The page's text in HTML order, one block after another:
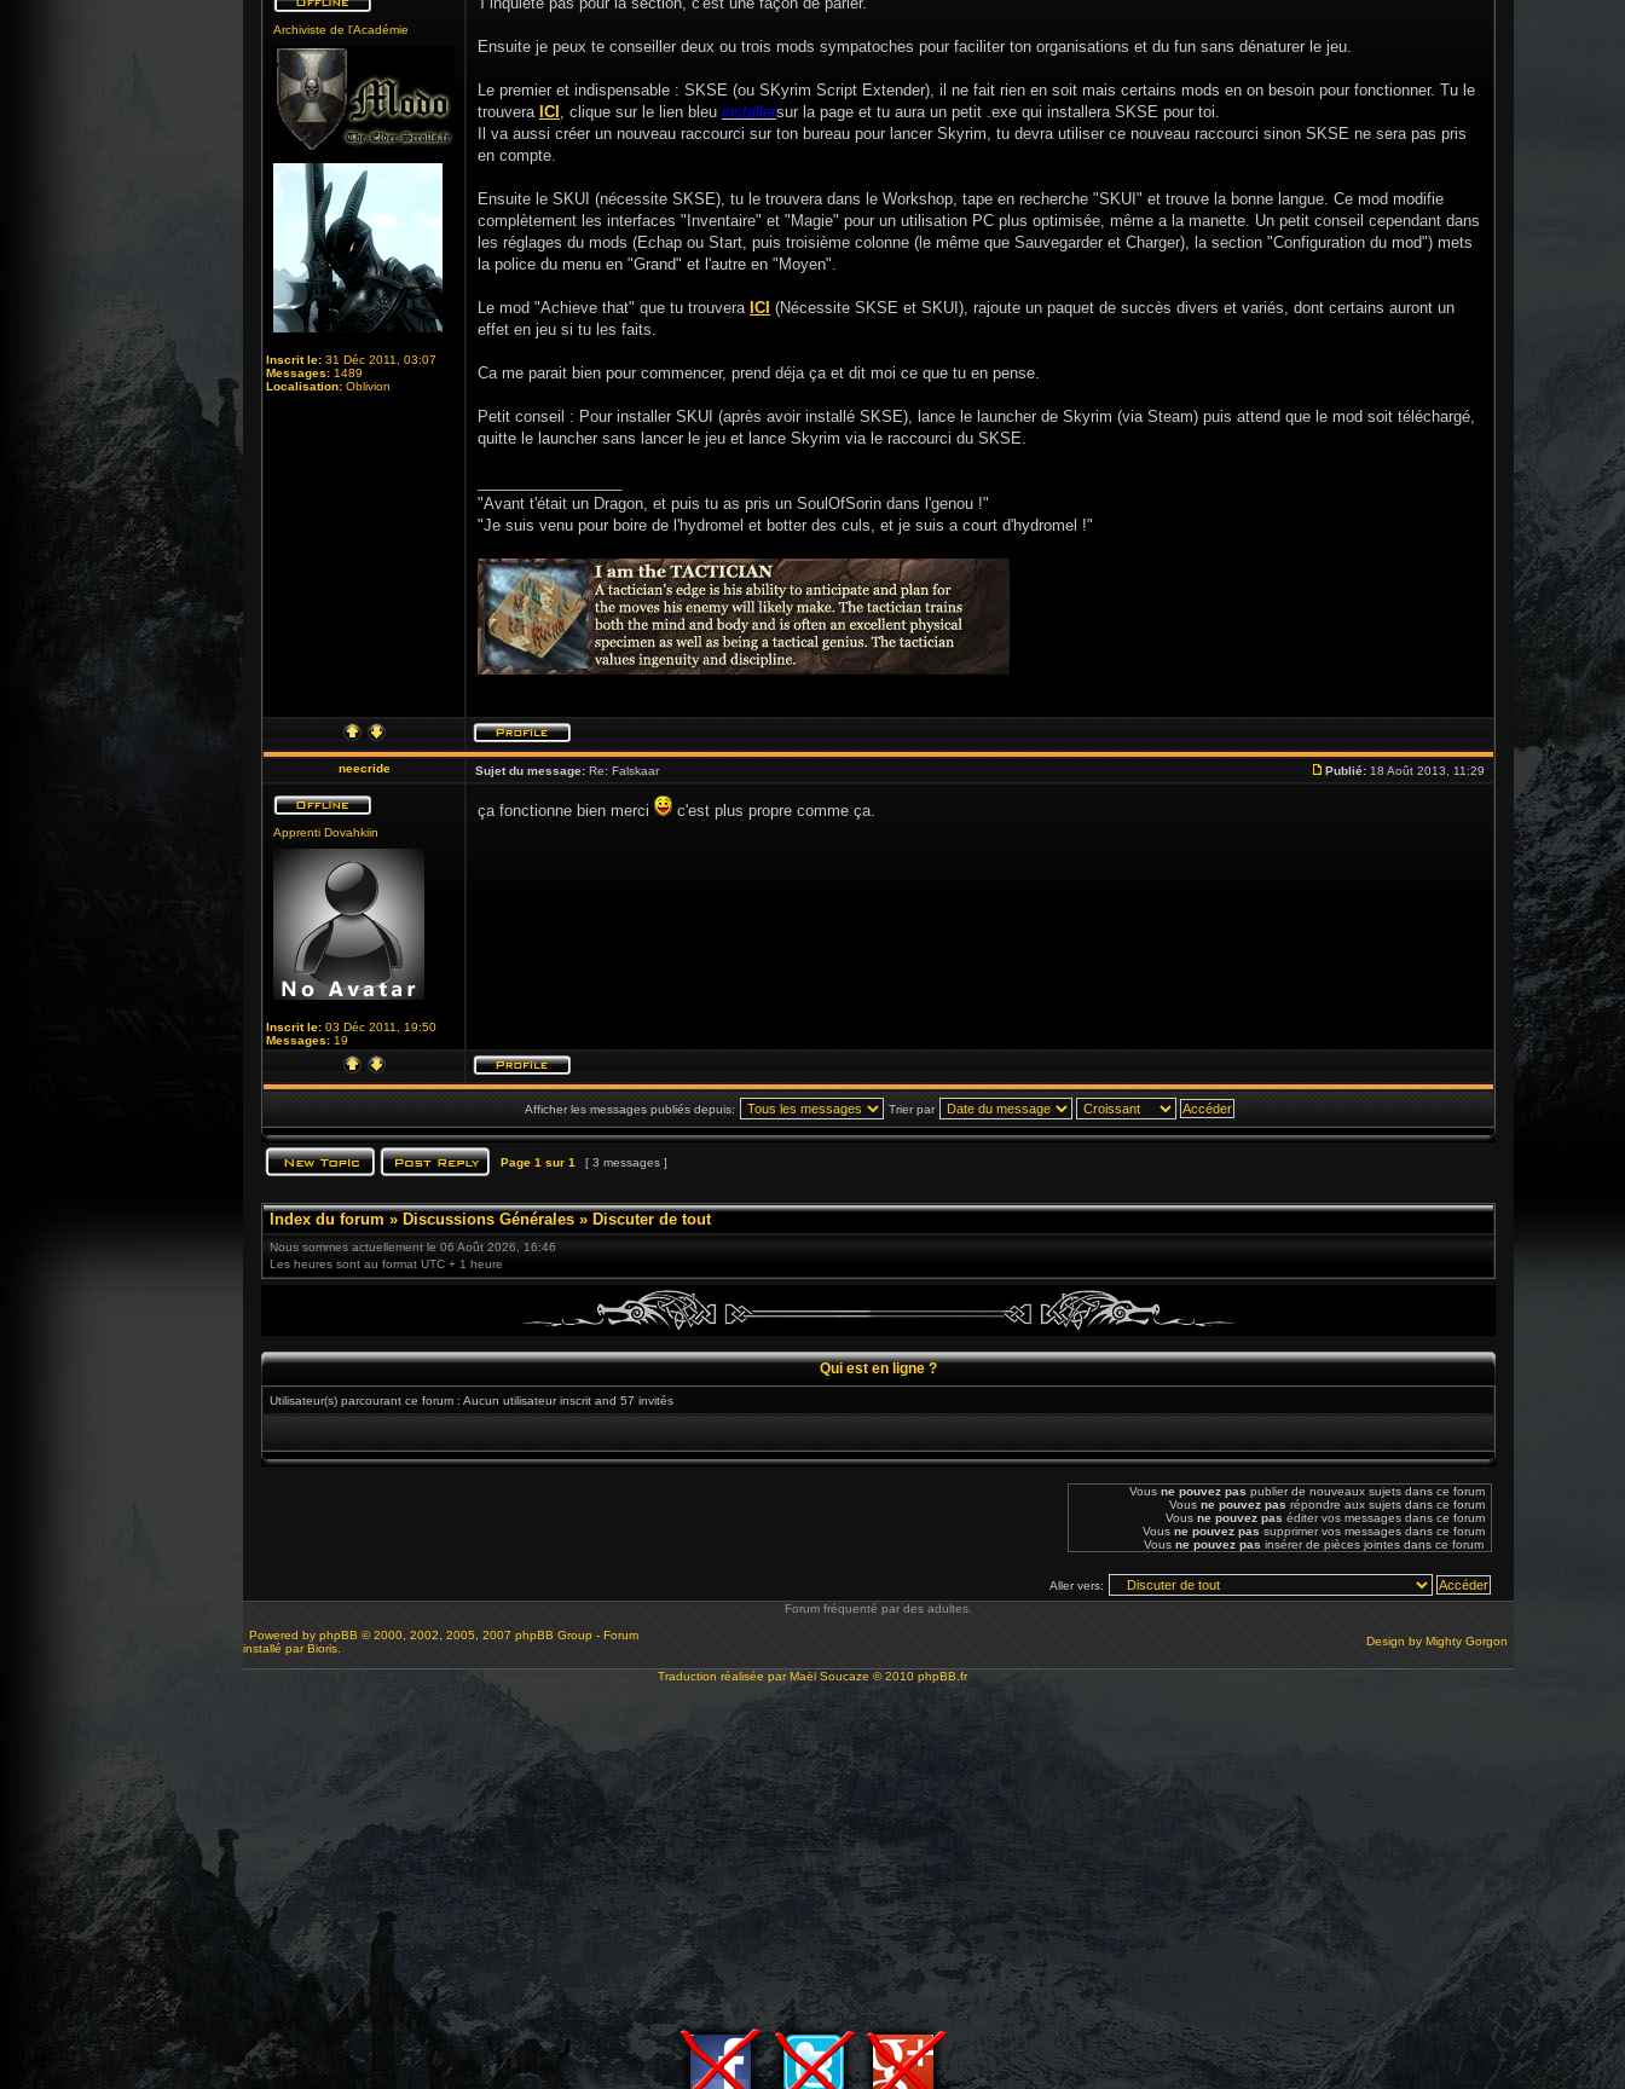
Archiviste de l'Académie
Inscrit le: 31 Déc 2011, 03:07
Messages: 1489
Localisation: Oblivion
Ensuite je peux te conseiller deux ou trois mods sympatoches pour faciliter ton organisations et du fun sans dénaturer le jeu.
Le premier et indispensable : SKSE (ou SKyrim Script Extender), il ne fait rien en soit mais certains mods en on besoin pour fonctionner. Tu le
trouvera ICI , clique sur le lien bleu installersur la page et tu aura un petit .exe qui installera SKSE pour toi.
Il va aussi créer un nouveau raccourci sur ton bureau pour lancer Skyrim, tu devra utiliser ce nouveau raccourci sinon SKSE ne sera pas pris
en compte.
Ensuite le SKUI (nécessite SKSE), tu le trouvera dans le Workshop, tape en recherche "SKUI" et trouve la bonne langue. Ce mod modifie
complètement les interfaces "Inventaire" et "Magie" pour un utilisation PC plus optimisée, même a la manette. Un petit conseil cependant dans
les réglages du mods (Echap ou Start, puis troisième colonne (le même que Sauvegarder et Charger), la section "Configuration du mod") mets
la police du menu en "Grand" et l'autre en "Moyen".
Le mod "Achieve that" que tu trouvera ICI (Nécessite SKSE et SKUI), rajoute un paquet de succès divers et variés, dont certains auront un
effet en jeu si tu les faits.
Ca me parait bien pour commencer, prend déja ça et dit moi ce que tu en pense.
Petit conseil : Pour installer SKUI (après avoir installé SKSE), lance le launcher de Skyrim (via Steam) puis attend que le mod soit téléchargé,
quitte le launcher sans lancer le jeu et lance Skyrim via le raccourci du SKSE.
"Avant t'était un Dragon, et puis tu as pris un SoulOfSorin dans l'genou !"
"Je suis venu pour boire de l'hydromel et botter des culs, et je suis a court d'hydromel !"
neecride Sujet du message: Re: Falskaar Publié: 18 Août 2013, 11:29
Apprenti Dovahkiin
Inscrit le: 03 Déc 2011, 19:50
Messages: 19
ça fonctionne bien merci c'est plus propre comme ça.
Afficher les messages publiés depuis: Trier par
Page 1 sur 1 [ 3 messages ]
Index du forum » Discussions Générales » Discuter de tout
Nous sommes actuellement le 06 Août 2026, 16:46
Les heures sont au format UTC + 1 heure
Qui est en ligne ?
Utilisateur(s) parcourant ce forum : Aucun utilisateur inscrit and 57 invités
Vous ne pouvez pas publier de nouveaux sujets dans ce forum
Vous ne pouvez pas répondre aux sujets dans ce forum
Vous ne pouvez pas éditer vos messages dans ce forum
Vous ne pouvez pas supprimer vos messages dans ce forum
Vous ne pouvez pas insérer de pièces jointes dans ce forum
Aller vers:
Forum fréquenté par des adultes.
Powered by phpBB © 2000, 2002, 2005, 2007 phpBB Group - Forum
installé par Bioris.
Design by Mighty Gorgon
Traduction réalisée parMaël Soucaze © 2010 phpBB.fr